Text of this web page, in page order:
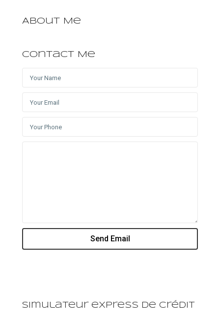
About Me
Contact Me
Simulateur express de crédit